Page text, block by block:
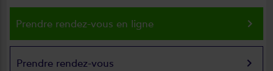
Prendre rendez-vous en ligne keyboard_arrow_right
Prendre rendez-vous keyboard_arrow_right